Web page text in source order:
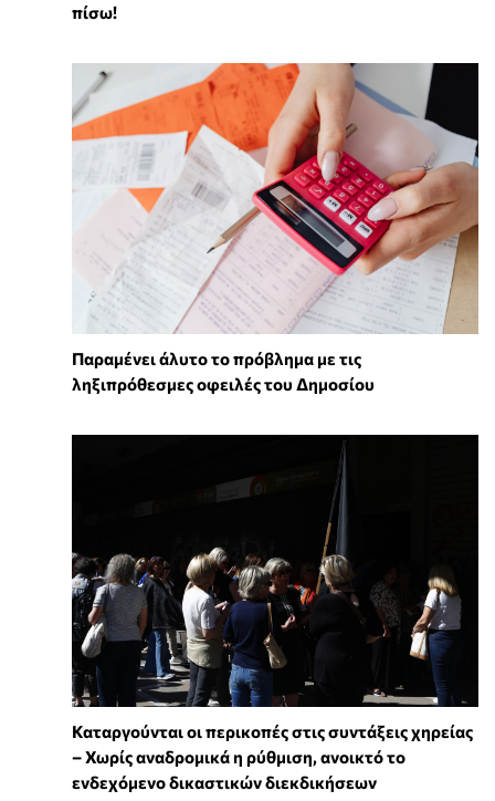
πίσω!
Παραμένει άλυτο το πρόβλημα με τις
ληξιπρόθεσμες οφειλές του Δημοσίου
Καταργούνται οι περικοπές στις συντάξεις χηρείας
– Χωρίς αναδρομικά η ρύθμιση, ανοικτό το
ενδεχόμενο δικαστικών διεκδικήσεων